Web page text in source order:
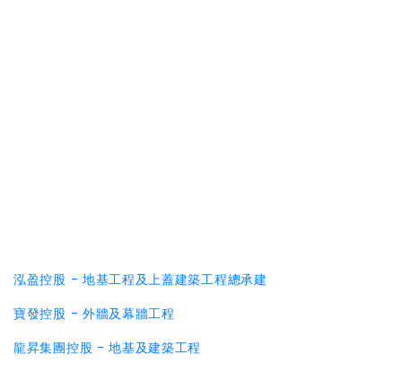
泓盈控股 - 地基工程及上蓋建築工程總承建
寶發控股 - 外牆及幕牆工程
龍昇集團控股 - 地基及建築工程